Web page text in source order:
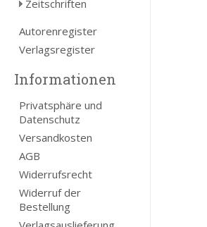
Zeitschriften
Autorenregister
Verlagsregister
Informationen
Privatsphäre und
Datenschutz
Versandkosten
AGB
Widerrufsrecht
Widerruf der
Bestellung